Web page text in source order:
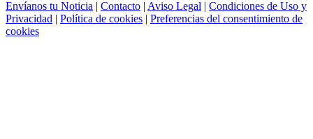
Envíanos tu Noticia | Contacto | Aviso Legal | Condiciones de Uso y
Privacidad | Política de cookies | Preferencias del consentimiento de
cookies